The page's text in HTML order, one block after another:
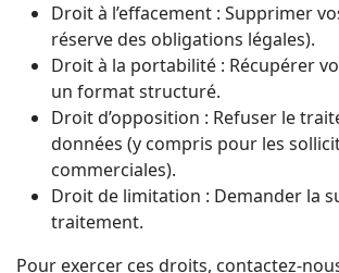
Droit à l’effacement : Supprimer
réserve des obligations légales).
Droit à la portabilité : Récupérer
un format structuré.
Droit d’opposition : Refuser le
données (y compris pour les
commerciales).
Droit de limitation : Demander la
traitement.
Pour exercer ces droits, contactez-